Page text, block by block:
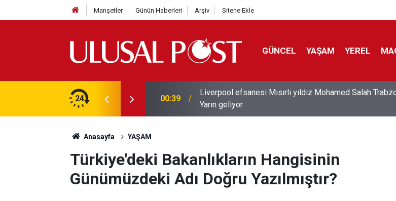
Manşetler Günün Haberleri Arşiv Sitene Ekle
GÜNCEL YAŞAM YEREL
24 00:39
Liverpool efsanesi Mısırlı yıldız Mohamed Salah
Yarın geliyor
Anasayfa YAŞAM
Türkiye'deki Bakanlıkların Hangisinin
Günümüzdeki Adı Doğru Yazılmıştır?